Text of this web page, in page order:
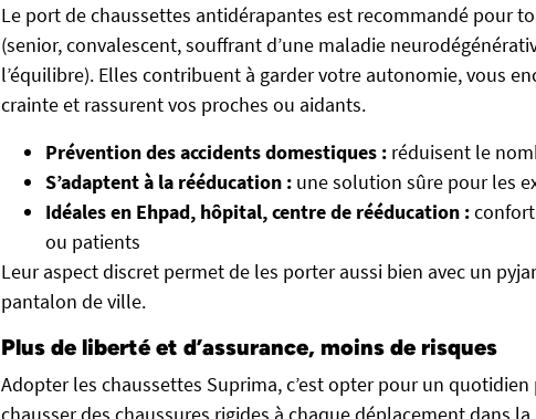
Le port de chaussettes antidérapantes est recommandé pour
(senior, convalescent, souffrant d’une maladie
l’équilibre). Elles contribuent à garder votre autonomie, vous
crainte et rassurent vos proches ou aidants.
Prévention des accidents domestiques : réduisent le
S’adaptent à la rééducation : une solution sûre pour les
Idéales en Ehpad, hôpital, centre de rééducation :
ou patients
Leur aspect discret permet de les porter aussi bien avec un
pantalon de ville.
Plus de liberté et d’assurance, moins de risques
Adopter les chaussettes Suprima, c’est opter pour un
chausser des chaussures rigides à chaque déplacement dans